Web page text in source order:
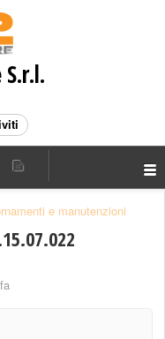
e manutenzioni